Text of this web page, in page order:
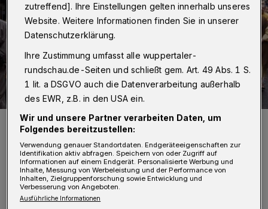
Foto: Max Güldenring
Auch die 36. Auflage stellte in insgesamt
zutreffend]. Ihre Einstellungen gelten innerhalb unseres
Website. Weitere Informationen finden Sie in unserer
Datenschutzerklärung.
Ihre Zustimmung umfasst alle wuppertaler-
rundschau.de-Seiten und schließt gem. Art. 49 Abs. 1 S.
1 lit. a DSGVO auch die Datenverarbeitung außerhalb
des EWR, z.B. in den USA ein.
Wir und unsere Partner verarbeiten Daten, um
Folgendes bereitzustellen:
Verwendung genauer Standortdaten. Endgeräteeigenschaften zur
Identifikation aktiv abfragen. Speichern von oder Zugriff auf
Informationen auf einem Endgerät. Personalisierte Werbung und
Inhalte, Messung von Werbeleistung und der Performance von
Inhalten, Zielgruppenforschung sowie Entwicklung und
Verbesserung von Angeboten.
Ausführliche Informationen